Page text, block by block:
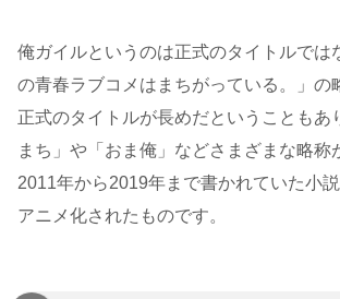
俺ガイルというのは正式のタイトルでは
の青春ラブコメはまちがっている。」の
正式のタイトルが長めだということもあ
まち」や「おま俺」などさまざまな略称
2011年から2019年まで書かれていた小説
アニメ化されたものです。